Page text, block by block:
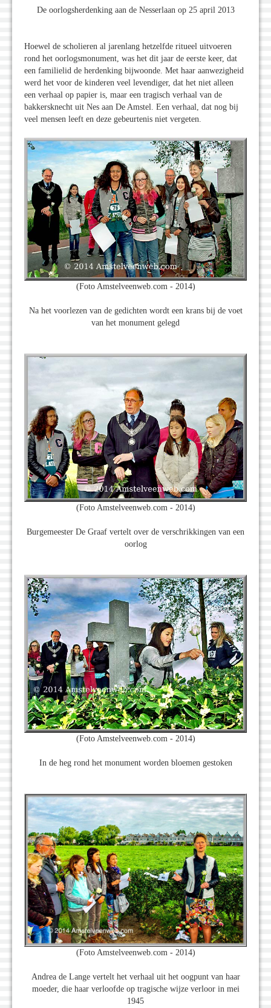
De oorlogsherdenking aan de Nesserlaan op 25 april 2013
Hoewel de scholieren al jarenlang hetzelfde ritueel uitvoeren
rond het oorlogsmonument, was het dit jaar de eerste keer, dat
een familielid de herdenking bijwoonde. Met haar aanwezigheid
werd het voor de kinderen veel levendiger, dat het niet alleen
een verhaal op papier is, maar een tragisch verhaal van de
bakkersknecht uit Nes aan De Amstel. Een verhaal, dat nog bij
veel mensen leeft en deze gebeurtenis niet vergeten.
(Foto Amstelveenweb.com - 2014)
Na het voorlezen van de gedichten wordt een krans bij de voet
van het monument gelegd
(Foto Amstelveenweb.com - 2014)
Burgemeester De Graaf vertelt over de verschrikkingen van een
oorlog
(Foto Amstelveenweb.com - 2014)
In de heg rond het monument worden bloemen gestoken
(Foto Amstelveenweb.com - 2014)
Andrea de Lange vertelt het verhaal uit het oogpunt van haar
moeder, die haar verloofde op tragische wijze verloor in mei
1945